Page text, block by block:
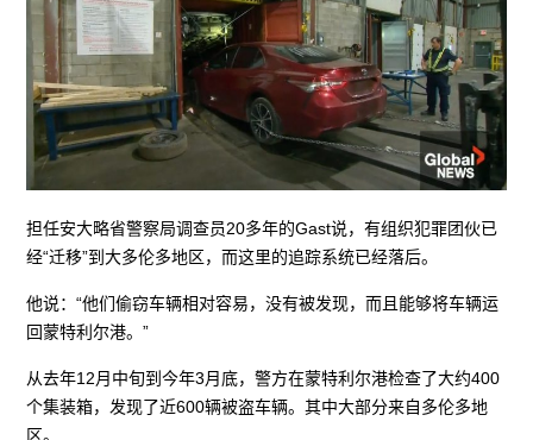
担任安大略省警察局调查员20多年的Gast说，有组织犯罪团伙已
经“迁移”到大多伦多地区，而这里的追踪系统已经落后。
他说：“他们偷窃车辆相对容易，没有被发现，而且能够将车辆运
回蒙特利尔港。”
从去年12月中旬到今年3月底，警方在蒙特利尔港检查了大约400
个集装箱，发现了近600辆被盗车辆。其中大部分来自多伦多地
区。